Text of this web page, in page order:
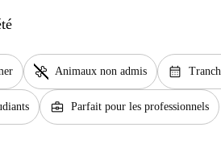
pet_supplies Animaux non admis calendar_month
business_center Parfait pour les professionnels